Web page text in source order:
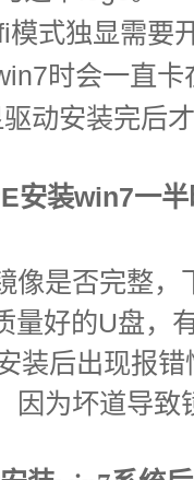
式独显需要
时会一直
动安装完后
装win7一半
像是否完整
好的U盘，
装后出现报错
为坏道导致